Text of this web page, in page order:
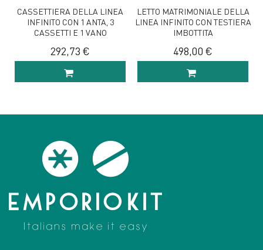
CASSETTIERA DELLA LINEA
INFINITO CON 1 ANTA, 3
CASSETTI E 1 VANO
292,73 €
CARRELLO
LETTO MATRIMONIALE DELLA
LINEA INFINITO CON TESTIERA
IMBOTTITA
498,00 €
CARRELLO